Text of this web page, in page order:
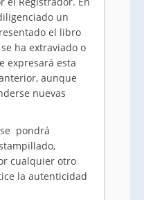
un
el libro
ha extraviado o
expresará esta
aunque
nuevas
pondrá
cualquier otro
la autenticidad